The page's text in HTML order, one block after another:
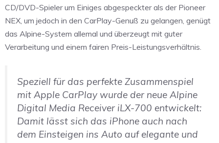
CD/DVD-Spieler um Einiges abgespeckter als der Pioneer
NEX, um jedoch in den CarPlay-Genuß zu gelangen, genügt
das Alpine-System allemal und überzeugt mit guter
Verarbeitung und einem fairen Preis-Leistungsverhältnis.
Speziell für das perfekte Zusammenspiel
mit Apple CarPlay wurde der neue Alpine
Digital Media Receiver iLX-700 entwickelt:
Damit lässt sich das iPhone auch nach
dem Einsteigen ins Auto auf elegante und